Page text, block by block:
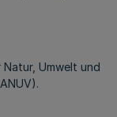
Umwelt und